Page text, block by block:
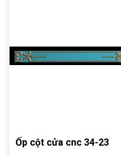
Ốp cột cửa cnc 34-23